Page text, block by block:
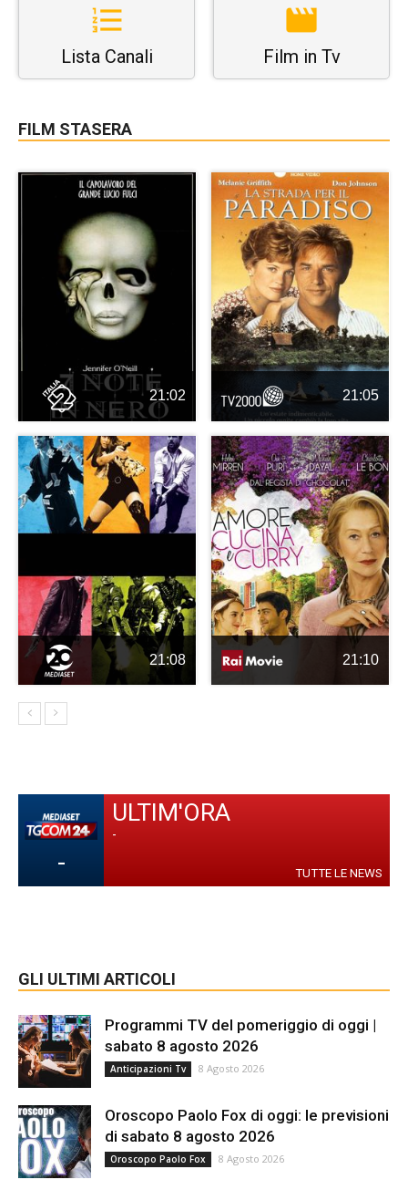
Lista Canali Film in Tv
FILM STASERA
21:02 21:05
21:08 21:10
-
ULTIM'ORA
-
TUTTE LE NEWS
GLI ULTIMI ARTICOLI
Programmi TV del pomeriggio di oggi |
sabato 8 agosto 2026
Anticipazioni Tv 8 Agosto 2026
Oroscopo Paolo Fox di oggi: le previsioni
di sabato 8 agosto 2026
Oroscopo Paolo Fox 8 Agosto 2026